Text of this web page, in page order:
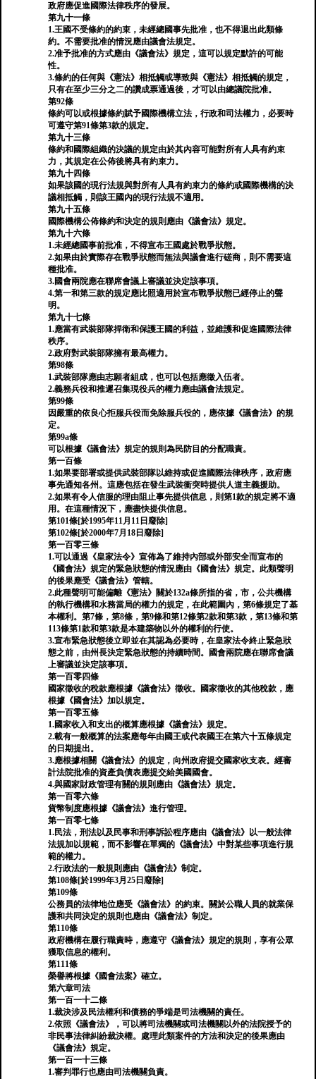
政府應促進國際法律秩序的發展。
第九十一條
1.王國不受條約的約束，未經總國事先批准，也不得退出此類條
約。不需要批准的情況應由議會法規定。
2.准予批准的方式應由《議會法》規定，這可以規定默許的可能
性。
3.條約的任何與《憲法》相抵觸或導致與《憲法》相抵觸的規定，
只有在至少三分之二的讚成票通過後，才可以由總議院批准。
第92條
條約可以或根據條約賦予國際機構立法，行政和司法權力，必要時
可遵守第91條第3款的規定。
第九十三條
條約和國際組織的決議的規定由於其內容可能對所有人具有約束
力，其規定在公佈後將具有約束力。
第九十四條
如果該國的現行法規與對所有人具有約束力的條約或國際機構的決
議相抵觸，則該王國內的現行法規不適用。
第九十五條
國際機構公佈條約和決定的規則應由《議會法》規定。
第九十六條
1.未經總國事前批准，不得宣布王國處於戰爭狀態。
2.如果由於實際存在戰爭狀態而無法與議會進行磋商，則不需要這
種批准。
3.國會兩院應在聯席會議上審議並決定該事項。
4.第一和第三款的規定應比照適用於宣布戰爭狀態已經停止的聲
明。
第九十七條
1.應當有武裝部隊捍衛和保護王國的利益，並維護和促進國際法律
秩序。
2.政府對武裝部隊擁有最高權力。
第98條
1.武裝部隊應由志願者組成，也可以包括應徵入伍者。
2.義務兵役和推遲召集現役兵的權力應由議會法規定。
第99條
因嚴重的依良心拒服兵役而免除服兵役的，應依據《議會法》的規
定。
第99a條
可以根據《議會法》規定的規則為民防目的分配職責。
第一百條
1.如果要部署或提供武裝部隊以維持或促進國際法律秩序，政府應
事先通知各州。這應包括在發生武裝衝突時提供人道主義援助。
2.如果有令人信服的理由阻止事先提供信息，則第1款的規定將不適
用。在這種情況下，應盡快提供信息。
第101條[於1995年11月11日廢除]
第102條[於2000年7月18日廢除]
第一百零三條
1.可以通過《皇家法令》宣佈為了維持內部或外部安全而宣布的
《國會法》規定的緊急狀態的情況應由《國會法》規定。此類聲明
的後果應受《議會法》管轄。
2.此種聲明可能偏離《憲法》關於132a條所指的省，市，公共機構
的執行機構和水務當局的權力的規定，在此範圍內，第6條規定了基
本權利。第7條，第8條，第9條和第12條第2款和第3款，第13條和第
113條第1款和第3款是本建築物以外的權利的行使。
3.宣布緊急狀態後立即並在其認為必要時，在皇家法令終止緊急狀
態之前，由州長決定緊急狀態的持續時間。國會兩院應在聯席會議
上審議並決定該事項。
第一百零四條
國家徵收的稅款應根據《議會法》徵收。國家徵收的其他稅款，應
根據《國會法》加以規定。
第一百零五條
1.國家收入和支出的概算應根據《議會法》規定。
2.載有一般概算的法案應每年由國王或代表國王在第六十五條規定
的日期提出。
3.應根據相關《議會法》的規定，向州政府提交國家收支表。經審
計法院批准的資產負債表應提交給美國國會。
4.與國家財政管理有關的規則應由《議會法》規定。
第一百零六條
貨幣制度應根據《議會法》進行管理。
第一百零七條
1.民法，刑法以及民事和刑事訴訟程序應由《議會法》以一般法律
法規加以規範，而不影響在單獨的《議會法》中對某些事項進行規
範的權力。
2.行政法的一般規則應由《議會法》制定。
第108條[於1999年3月25日廢除]
第109條
公務員的法律地位應受《議會法》的約束。關於公職人員的就業保
護和共同決定的規則也應由《議會法》制定。
第110條
政府機構在履行職責時，應遵守《議會法》規定的規則，享有公眾
獲取信息的權利。
第111條
榮譽將根據《國會法案》確立。
第六章司法
第一百一十二條
1.裁決涉及民法權利和債務的爭端是司法機關的責任。
2.依照《議會法》，可以將司法機關或司法機關以外的法院授予的
非民事法律糾紛裁決權。處理此類案件的方法和決定的後果應由
《議會法》規定。
第一百一十三條
1.審判罪行也應由司法機關負責。